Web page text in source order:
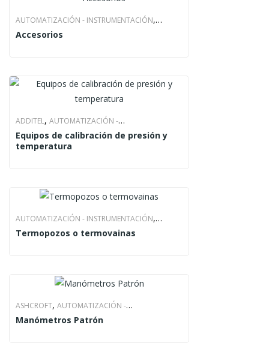
AUTOMATIZACIÓN - INSTRUMENTACIÓN,
PRODUCTO,WINTERS
Accesorios
ADDITEL, AUTOMATIZACIÓN -
INSTRUMENTACIÓN,ENERGOTEC ,PRODUCTO
Equipos de calibración de presión y
temperatura
AUTOMATIZACIÓN - INSTRUMENTACIÓN,
PRODUCTO,WINTERS,WINTERS INSTRUMENTS
Termopozos o termovainas
ASHCROFT, AUTOMATIZACIÓN -
INSTRUMENTACIÓN,ENERGOTEC
Manómetros Patrón